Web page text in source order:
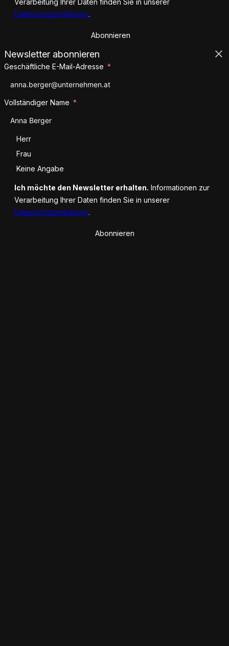
Datenschutzerklärung.
Abonnieren
Newsletter abonnieren
Geschäftliche E-Mail-Adresse
Vollständiger Name
Anrede
Herr
Frau
Keine Angabe
Ich möchte den Newsletter erhalten. Informationen zur
Verarbeitung Ihrer Daten finden Sie in unserer
Datenschutzerklärung.
Abonnieren